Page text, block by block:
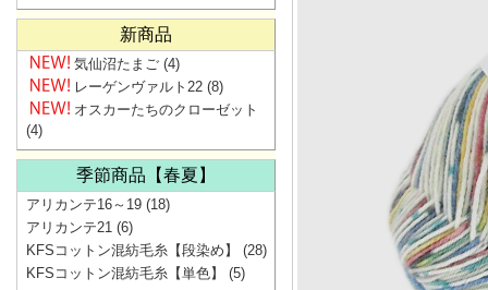
新商品
気仙沼たまご (4)
レーゲンヴァルト22 (8)
オスカーたちのクローゼット
(4)
季節商品【春夏】
アリカンテ16～19 (18)
アリカンテ21 (6)
KFSコットン混紡毛糸【段染め】
(28)
KFSコットン混紡毛糸【単色】
(5)